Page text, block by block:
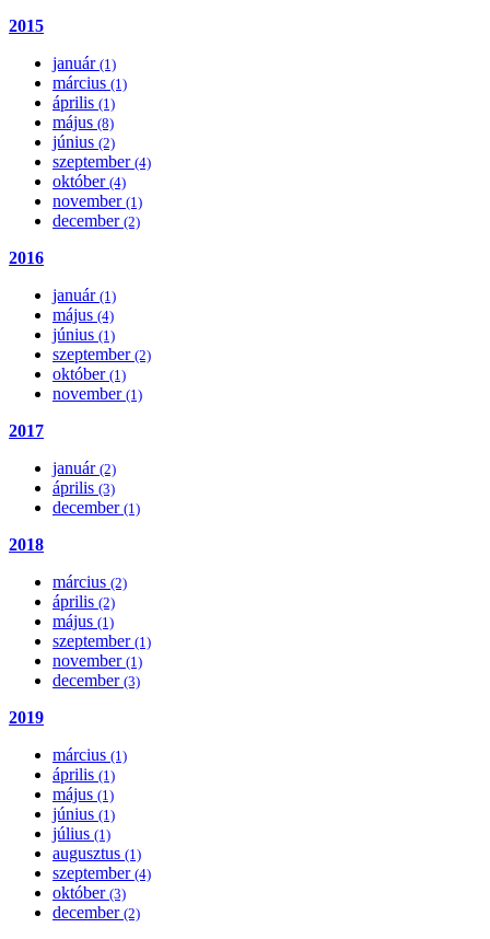
2015
január (1)
március (1)
április (1)
május (8)
június (2)
szeptember (4)
október (4)
november (1)
december (2)
2016
január (1)
május (4)
június (1)
szeptember (2)
október (1)
november (1)
2017
január (2)
április (3)
december (1)
2018
március (2)
április (2)
május (1)
szeptember (1)
november (1)
december (3)
2019
március (1)
április (1)
május (1)
június (1)
július (1)
augusztus (1)
szeptember (4)
október (3)
december (2)